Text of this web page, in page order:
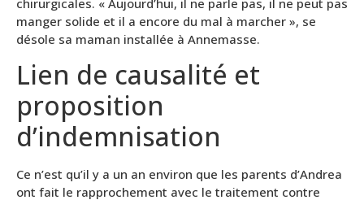
manger solide et il a encore du mal à marcher », se
désole sa maman installée à Annemasse.
Lien de causalité et
proposition
d’indemnisation
Ce n’est qu’il y a un an environ que les parents d’Andrea
ont fait le rapprochement avec le traitement contre